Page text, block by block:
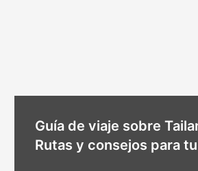
Guía de viaje sobre
Rutas y consejos para